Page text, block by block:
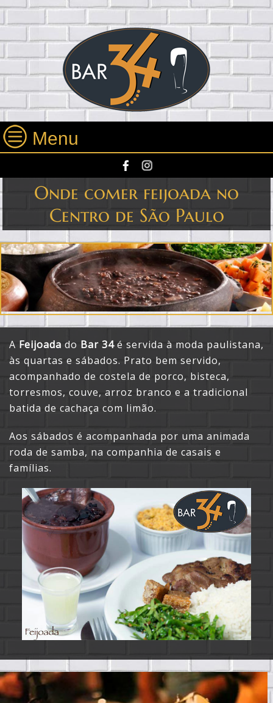
Menu
Onde comer feijoada no
Centro de São Paulo
A Feijoada do Bar 34é servida à moda paulistana,
às quartas e sábados. Prato bem servido,
acompanhado de costela de porco, bisteca,
torresmos, couve, arroz branco e a tradicional
batida de cachaça com limão.
Aos sábados é acompanhada por uma animada
roda de samba, na companhia de casais e
famílias.